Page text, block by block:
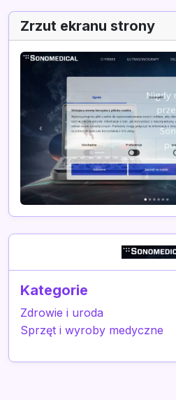
Zrzut ekranu strony
Kategorie
Zdrowie i uroda
Sprzęt i wyroby medyczne